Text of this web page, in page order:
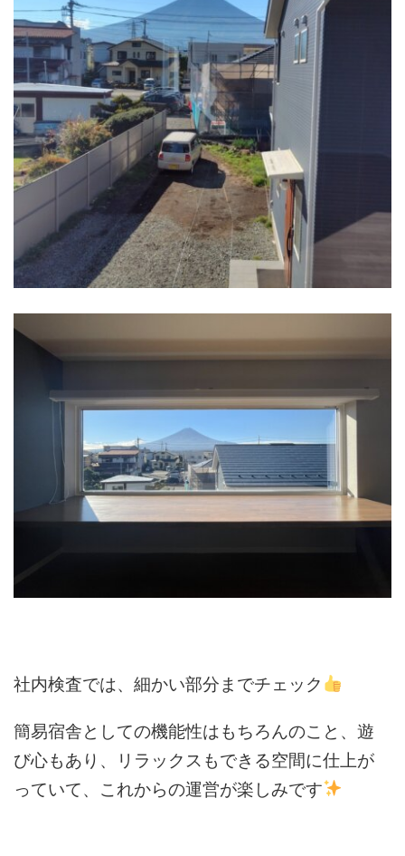
社内検査では、細かい部分までチェック
簡易宿舎としての機能性はもちろんのこと、遊
び心もあり、リラックスもできる空間に仕上が
っていて、これからの運営が楽しみです